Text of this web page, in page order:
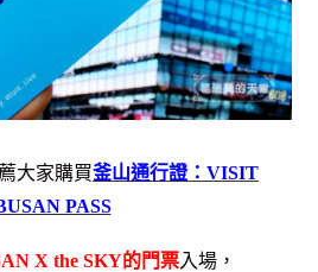
大家購買釜山通行證： VISIT
PASS
X the SKY的門票入場，